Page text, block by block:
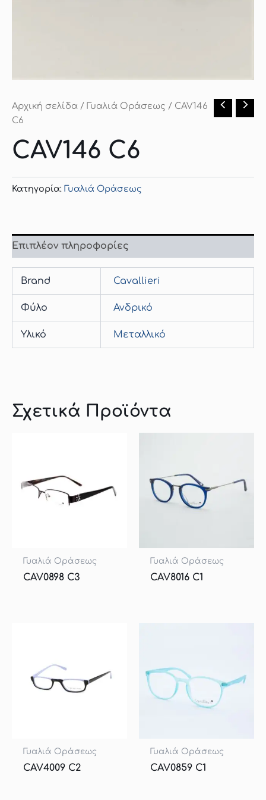
Αρχική σελίδα / Γυαλιά Οράσεως / CAV146
C6
CAV146 C6
Κατηγορία: Γυαλιά Οράσεως
Επιπλέον πληροφορίες
Brand Cavallieri
Φύλο Ανδρικό
Υλικό Μεταλλικό
Σχετικά Προϊόντα
Γυαλιά Οράσεως
CAV0898 C3
Γυαλιά Οράσεως
CAV8016 C1
Γυαλιά Οράσεως
CAV4009 C2
Γυαλιά Οράσεως
CAV0859 C1